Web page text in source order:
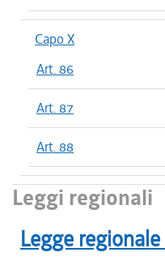
Capo X
Art. 86
Art. 87
Art. 88
Leggi regionali
Legge regionale